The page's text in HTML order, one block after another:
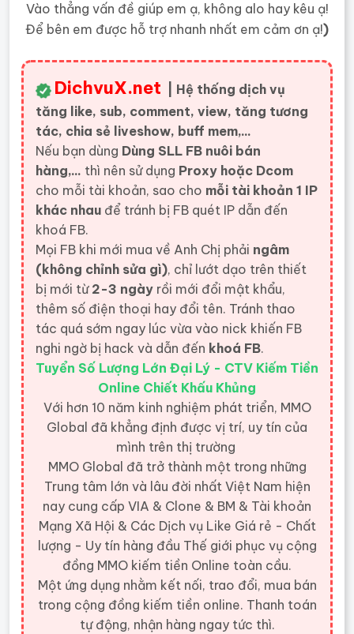
Vào thẳng vấn đề giúp em ạ, không alo hay kêu ạ!
Để bên em được hỗ trợ nhanh nhất em cảm ơn ạ!)
DichvuX.net | Hệ thống dịch vụ
tăng like, sub, comment, view, tăng tương
tác, chia sẻ liveshow, buff mem,...
Nếu bạn dùng Dùng SLL FB nuôi bán
hàng,... thì nên sử dụng Proxy hoặc Dcom
cho mỗi tài khoản, sao cho mỗi tài khoản 1 IP
khác nhau để tránh bị FB quét IP dẫn đến
khoá FB.
Mọi FB khi mới mua về Anh Chị phải ngâm
(không chỉnh sửa gì), chỉ lướt dạo trên thiết
bị mới từ 2-3 ngày rồi mới đổi mật khẩu,
thêm số điện thoại hay đổi tên. Tránh thao
tác quá sớm ngay lúc vừa vào nick khiến FB
nghi ngờ bị hack và dẫn đến khoá FB.
Tuyển Số Lượng Lớn Đại Lý - CTV Kiếm Tiền
Online Chiết Khấu Khủng
Với hơn 10 năm kinh nghiệm phát triển, MMO
Global đã khẳng định được vị trí, uy tín của
mình trên thị trường
MMO Global đã trở thành một trong những
Trung tâm lớn và lâu đời nhất Việt Nam hiện
nay cung cấp VIA & Clone & BM & Tài khoản
Mạng Xã Hội & Các Dịch vụ Like Giá rẻ - Chất
lượng - Uy tín hàng đầu Thế giới phục vụ cộng
đồng MMO kiếm tiền Online toàn cầu.
Một ứng dụng nhằm kết nối, trao đổi, mua bán
trong cộng đồng kiếm tiền online. Thanh toán
tự động, nhận hàng ngay tức thì.